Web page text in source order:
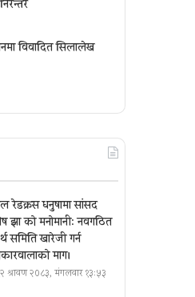
विवादित सिलालेख
रेडक्रस धनुषामा सांसद
झा को मनोमानी: नवगठित
समिति खारेजी गर्न
माग।
श्रावण २०८३, मंगलवार १३:५३